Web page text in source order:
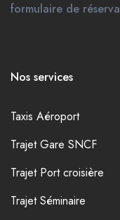
formulaire de
Nos services
Taxis Aéroport
Trajet Gare SNCF
Trajet Port croisière
Trajet Séminaire